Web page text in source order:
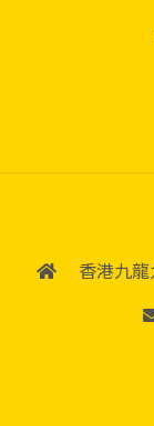
香港九